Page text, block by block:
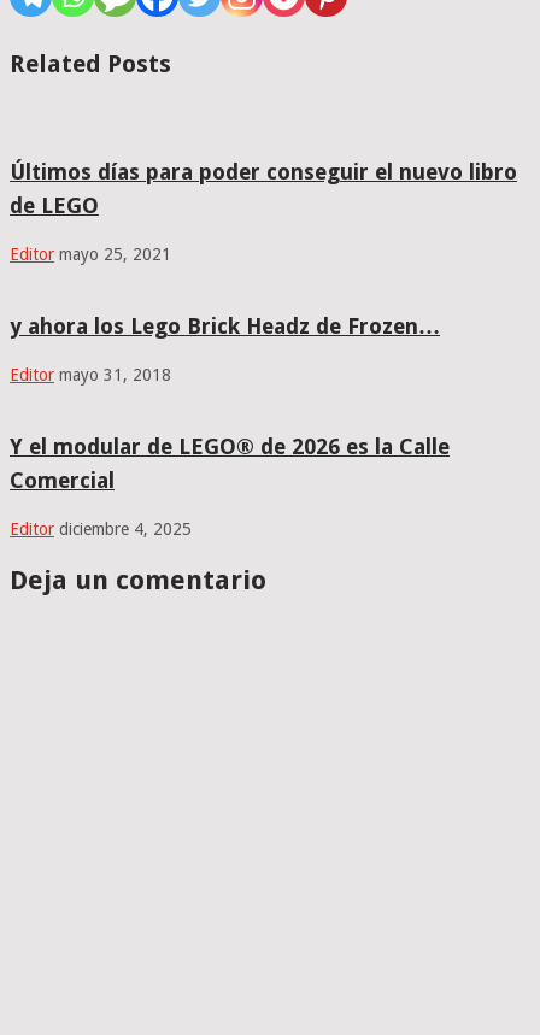
Related Posts
Últimos días para poder conseguir el nuevo libro
de LEGO
Editor mayo 25, 2021
y ahora los Lego Brick Headz de Frozen…
Editor mayo 31, 2018
Y el modular de LEGO® de 2026 es la Calle
Comercial
Editor diciembre 4, 2025
Deja un comentario